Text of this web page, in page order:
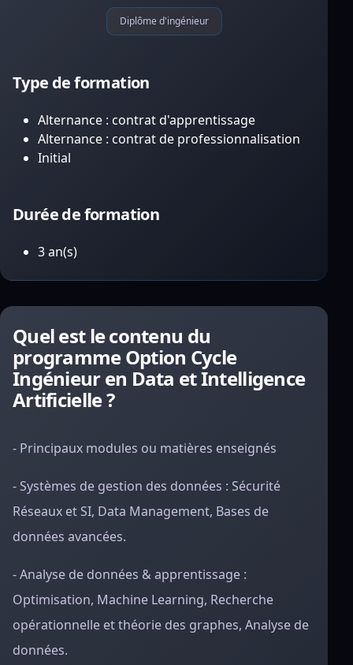
Diplôme d'ingénieur
Type de formation
Alternance : contrat d'apprentissage
Alternance : contrat de professionnalisation
Initial
Durée de formation
3 an(s)
Quel est le contenu du
programme Option Cycle
Ingénieur en Data et Intelligence
Artificielle ?
- Principaux modules ou matières enseignés
- Systèmes de gestion des données : Sécurité
Réseaux et SI, Data Management, Bases de
données avancées.
- Analyse de données & apprentissage :
Optimisation, Machine Learning, Recherche
opérationnelle et théorie des graphes, Analyse de
données.